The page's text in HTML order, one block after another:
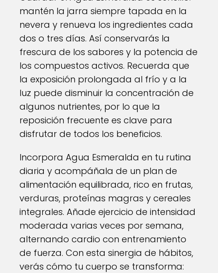
mantén la jarra siempre tapada en la
nevera y renueva los ingredientes cada
dos o tres días. Así conservarás la
frescura de los sabores y la potencia de
los compuestos activos. Recuerda que
la exposición prolongada al frío y a la
luz puede disminuir la concentración de
algunos nutrientes, por lo que la
reposición frecuente es clave para
disfrutar de todos los beneficios.
Incorpora Agua Esmeralda en tu rutina
diaria y acompáñala de un plan de
alimentación equilibrada, rico en frutas,
verduras, proteínas magras y cereales
integrales. Añade ejercicio de intensidad
moderada varias veces por semana,
alternando cardio con entrenamiento
de fuerza. Con esta sinergia de hábitos,
verás cómo tu cuerpo se transforma: